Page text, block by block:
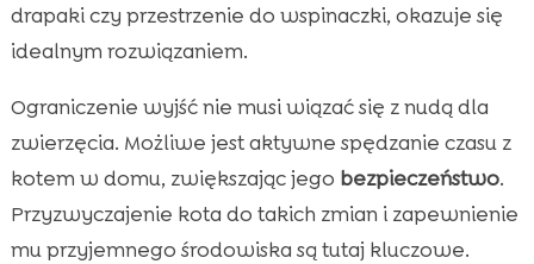
drapaki czy przestrzenie do wspinaczki, okazuje się
idealnym rozwiązaniem.
Ograniczenie wyjść nie musi wiązać się z nudą dla
zwierzęcia. Możliwe jest aktywne spędzanie czasu z
kotem w domu, zwiększając jego bezpieczeństwo.
Przyzwyczajenie kota do takich zmian i zapewnienie
mu przyjemnego środowiska są tutaj kluczowe.